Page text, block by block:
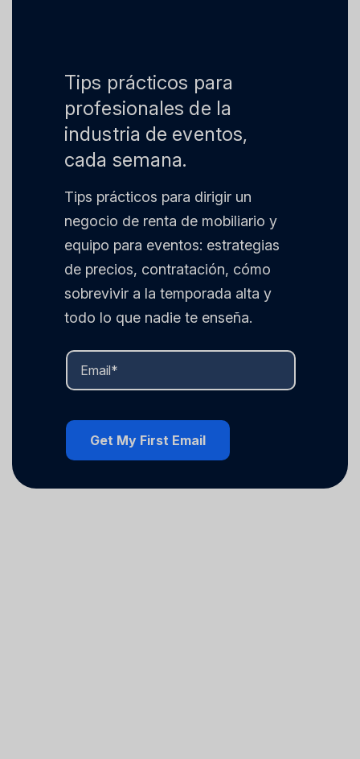
Tips prácticos para
profesionales de la
industria de eventos,
cada semana.
Tips prácticos para dirigir un
negocio de renta de mobiliario y
equipo para eventos: estrategias
de precios, contratación, cómo
sobrevivir a la temporada alta y
todo lo que nadie te enseña.